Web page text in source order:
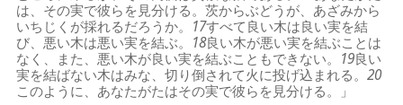
は、その実で彼らを見分ける。茨からぶどうが、あざみから
いちじくが採れるだろうか。 17すべて良い木は良い実を結
び、悪い木は悪い実を結ぶ。 18良い木が悪い実を結ぶことは
なく、また、悪い木が良い実を結ぶこともできない。 19良い
実を結ばない木はみな、切り倒されて火に投げ込まれる。20
このように、あなたがたはその実で彼らを見分ける。」